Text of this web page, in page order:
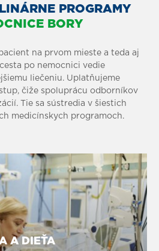
PROGRAMY
BORY
na prvom mieste a teda aj
po nemocnici vedie
liečeniu. Uplatňujeme
čiže spoluprácu odborníkov
Tie sa sústredia v šiestich
medicínskych programoch.
A DIEŤA